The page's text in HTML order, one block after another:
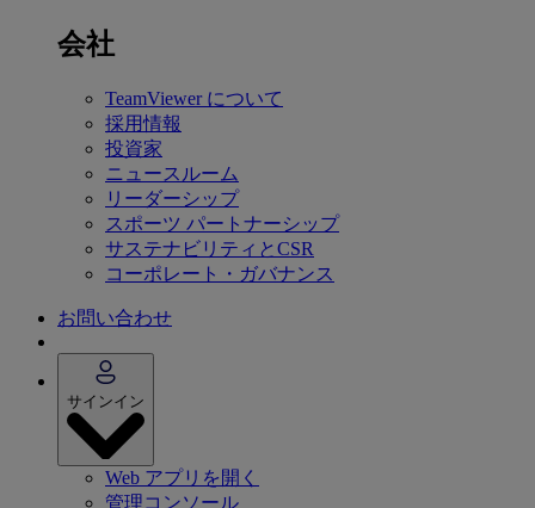
会社
TeamViewer について
採用情報
投資家
ニュースルーム
リーダーシップ
スポーツ パートナーシップ
サステナビリティとCSR
コーポレート・ガバナンス
お問い合わせ
サインイン
Web アプリを開く
管理コンソール